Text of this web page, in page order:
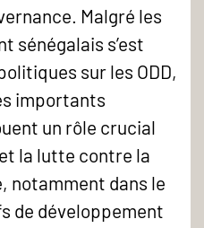
Malgré les
sénégalais s’est
sur les ODD,
importants
un rôle crucial
la lutte contre la
notamment dans le
de développement